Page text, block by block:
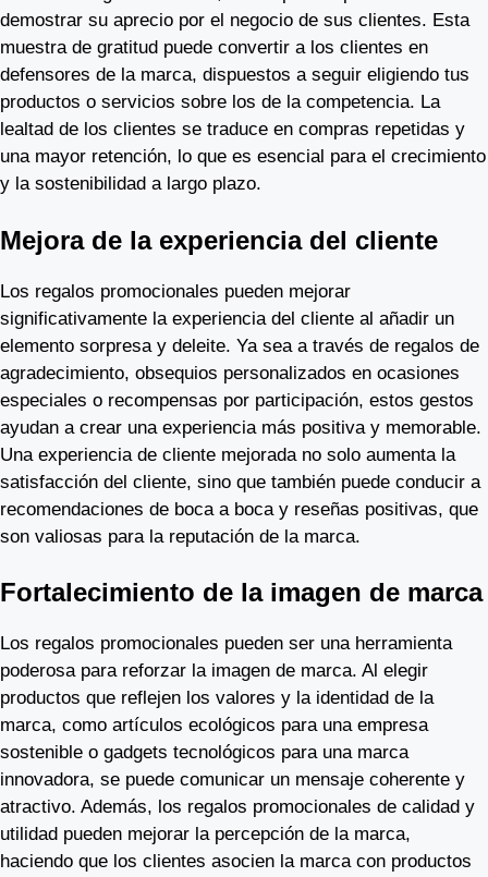
demostrar su aprecio por el negocio de sus clientes. Esta
muestra de gratitud puede convertir a los clientes en
defensores de la marca, dispuestos a seguir eligiendo tus
productos o servicios sobre los de la competencia. La
lealtad de los clientes se traduce en compras repetidas y
una mayor retención, lo que es esencial para el crecimiento
y la sostenibilidad a largo plazo.
Mejora de la experiencia del cliente
Los regalos promocionales pueden mejorar
significativamente la experiencia del cliente al añadir un
elemento sorpresa y deleite. Ya sea a través de regalos de
agradecimiento, obsequios personalizados en ocasiones
especiales o recompensas por participación, estos gestos
ayudan a crear una experiencia más positiva y memorable.
Una experiencia de cliente mejorada no solo aumenta la
satisfacción del cliente, sino que también puede conducir a
recomendaciones de boca a boca y reseñas positivas, que
son valiosas para la reputación de la marca.
Fortalecimiento de la imagen de marca
Los regalos promocionales pueden ser una herramienta
poderosa para reforzar la imagen de marca. Al elegir
productos que reflejen los valores y la identidad de la
marca, como artículos ecológicos para una empresa
sostenible o gadgets tecnológicos para una marca
innovadora, se puede comunicar un mensaje coherente y
atractivo. Además, los regalos promocionales de calidad y
utilidad pueden mejorar la percepción de la marca,
haciendo que los clientes asocien la marca con productos